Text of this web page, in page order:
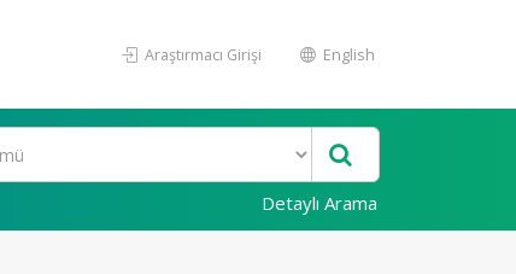
Araştırmacı Girişi English
Detaylı Arama